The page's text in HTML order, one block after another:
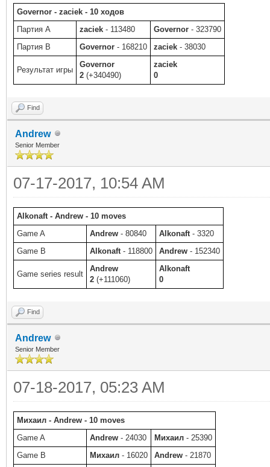
Governor - zaciek - 10 ходов
Партия A
zaciek - 113480 Governor - 323790
Партия B
Governor - 168210 zaciek - 38030
Результат игры
Governor
2 (+340490)
zaciek
0
Find
Andrew
Senior Member
07-17-2017, 10:54 AM
Alkonaft - Andrew - 10 moves
Game A
Andrew - 80840 Alkonaft - 3320
Game B
Alkonaft - 118800 Andrew - 152340
Game series result
Andrew
2 (+111060)
Alkonaft
0
Find
Andrew
Senior Member
07-18-2017, 05:23 AM
Михаил - Andrew - 10 moves
Game A
Andrew - 24030 Михаил - 25390
Game B
Михаил - 16020 Andrew - 21870